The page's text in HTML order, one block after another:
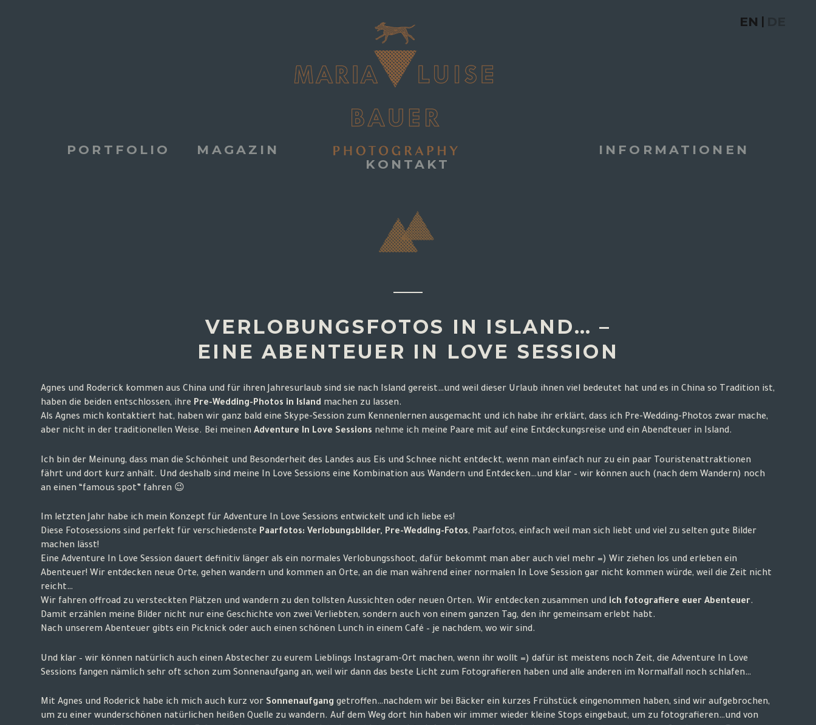
PORTFOLIO MAGAZIN
INFORMATIONEN
KONTAKT
EN
VERLOBUNGSFOTOS IN ISLAND… –
EINE ABENTEUER IN LOVE SESSION
Agnes und Roderick kommen aus China und für ihren Jahresurlaub sind sie nach Island gereist…und weil dieser Urlaub ihnen viel bedeutet hat und es in China so Tradition ist,
haben die beiden entschlossen, ihre Pre-Wedding-Photos in Island machen zu lassen.
Als Agnes mich kontaktiert hat, haben wir ganz bald eine Skype-Session zum Kennenlernen ausgemacht und ich habe ihr erklärt, dass ich Pre-Wedding-Photos zwar mache,
aber nicht in der traditionellen Weise. Bei meinenAdventure In Love Sessions nehme ich meine Paare mit auf eine Entdeckungsreise und ein Abendteuer in Island.
Ich bin der Meinung, dass man die Schönheit und Besonderheit des Landes aus Eis und Schnee nicht entdeckt, wenn man einfach nur zu ein paar Touristenattraktionen
fährt und dort kurz anhält. Und deshalb sind meine In Love Sessions eine Kombination aus Wandern und Entdecken…und klar – wir können auch (nach dem Wandern) noch
an einen “famous spot” fahren 😉
Im letzten Jahr habe ich mein Konzept für Adventure In Love Sessions entwickelt und ich liebe es!
Diese Fotosessions sind perfekt für verschiedenste Paarfotos: Verlobungsbilder, Pre-Wedding-Fotos, Paarfotos, einfach weil man sich liebt und viel zu selten gute Bilder
machen lässt!
Eine Adventure In Love Session dauert definitiv länger als ein normales Verlobungsshoot, dafür bekommt man aber auch viel mehr =) Wir ziehen los und erleben ein
Abenteuer! Wir entdecken neue Orte, gehen wandern und kommen an Orte, an die man während einer normalen In Love Session gar nicht kommen würde, weil die Zeit nicht
reicht…
Wir fahren offroad zu versteckten Plätzen und wandern zu den tollsten Aussichten oder neuen Orten. Wir entdecken zusammen und ich fotografiere euer Abenteuer.
Damit erzählen meine Bilder nicht nur eine Geschichte von zwei Verliebten, sondern auch von einem ganzen Tag, den ihr gemeinsam erlebt habt.
Nach unserem Abenteuer gibts ein Picknick oder auch einen schönen Lunch in einem Café – je nachdem, wo wir sind.
Und klar – wir können natürlich auch einen Abstecher zu eurem Lieblings Instagram-Ort machen, wenn ihr wollt =) dafür ist meistens noch Zeit, die Adventure In Love
Sessions fangen nämlich sehr oft schon zum Sonnenaufgang an, weil wir dann das beste Licht zum Fotografieren haben und alle anderen im Normalfall noch schlafen…
Mit Agnes und Roderick habe ich mich auch kurz vor Sonnenaufgang getroffen…nachdem wir bei Bäcker ein kurzes Frühstück eingenommen haben, sind wir aufgebrochen,
um zu einer wunderschönen natürlichen heißen Quelle zu wandern. Auf dem Weg dort hin haben wir immer wieder kleine Stops eingebaut, um zu fotografieren…und von